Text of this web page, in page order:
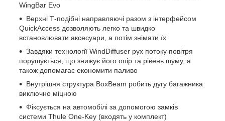
WingBar Evo
Верхні Т-подібні направляючі разом з інтерфейсом
QuickAccess дозволяють легко та швидко
встановлювати аксесуари, а потім знімати їх
Завдяки технології WindDiffuser рух потоку повітря
порушується, що знижує його опір та рівень шуму, а
також допомагає економити паливо
Внутрішня структура BoxBeam робить дугу багажника
виключно міцною
Фіксується на автомобілі за допомогою замків
системи Thule One-Key (входять у комплект)